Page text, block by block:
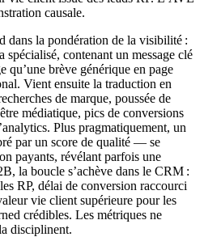
causale.
dans la pondération de la visibilité :
spécialisé, contenant un message clé
qu’une brève générique en page
Vient ensuite la traduction en
de marque, poussée de
médiatique, pics de conversions
Plus pragmatiquement, un
par un score de qualité — se
payants, révélant parfois une
la boucle s’achève dans le CRM :
RP, délai de conversion raccourci
vie client supérieure pour les
crédibles. Les métriques ne
disciplinent.